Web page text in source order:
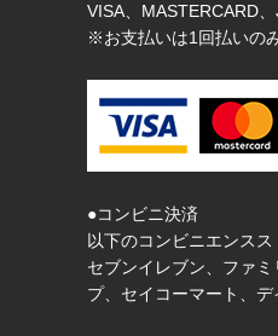
VISA、MASTERCARD
※お支払いは1回払いの
●コンビニ決済
以下のコンビニエンスス
セブンイレブン、ファ
プ、セイコーマート、